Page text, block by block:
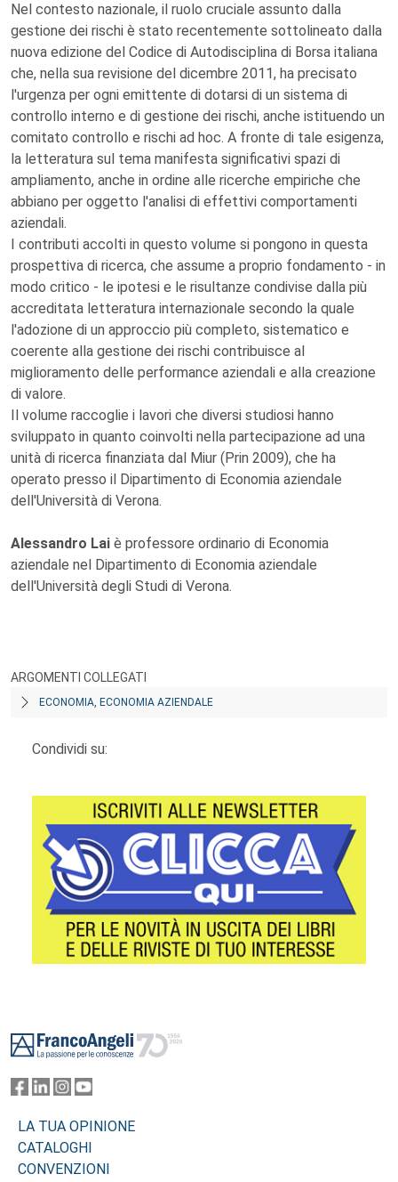
Nel contesto nazionale, il ruolo cruciale assunto dalla
gestione dei rischi è stato recentemente sottolineato dalla
nuova edizione del Codice di Autodisciplina di Borsa italiana
che, nella sua revisione del dicembre 2011, ha precisato
l'urgenza per ogni emittente di dotarsi di un sistema di
controllo interno e di gestione dei rischi, anche istituendo un
comitato controllo e rischi ad hoc. A fronte di tale esigenza,
la letteratura sul tema manifesta significativi spazi di
ampliamento, anche in ordine alle ricerche empiriche che
abbiano per oggetto l'analisi di effettivi comportamenti
aziendali.
I contributi accolti in questo volume si pongono in questa
prospettiva di ricerca, che assume a proprio fondamento - in
modo critico - le ipotesi e le risultanze condivise dalla più
accreditata letteratura internazionale secondo la quale
l'adozione di un approccio più completo, sistematico e
coerente alla gestione dei rischi contribuisce al
miglioramento delle performance aziendali e alla creazione
di valore.
Il volume raccoglie i lavori che diversi studiosi hanno
sviluppato in quanto coinvolti nella partecipazione ad una
unità di ricerca finanziata dal Miur (Prin 2009), che ha
operato presso il Dipartimento di Economia aziendale
dell'Università di Verona.
Alessandro Lai è professore ordinario di Economia
aziendale nel Dipartimento di Economia aziendale
dell'Università degli Studi di Verona.
ARGOMENTI COLLEGATI
ECONOMIA, ECONOMIA AZIENDALE
Condividi su:
LA TUA OPINIONE
CATALOGHI
CONVENZIONI